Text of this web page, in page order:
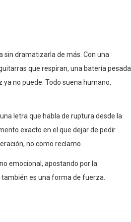
sin dramatizarla de más. Con una
que respiran, una batería pesada
no puede. Todo suena humano,
letra que habla de ruptura desde la
exacto en el que dejar de pedir
no como reclamo.
emocional, apostando por la
es una forma de fuerza.